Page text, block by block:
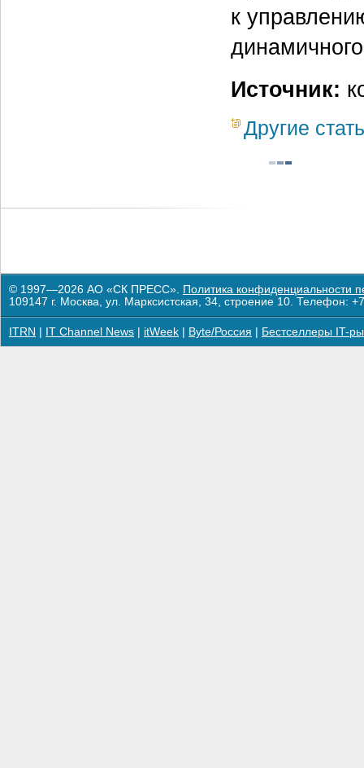
к
Источник:
Другие
© 1997—2026 АО «СК ПРЕСС». Политика конфиденциальности
109147 г. Москва, ул. Марксистская, 34, строение 10. Телефон:
ITRN IT Channel News itWeek Byte/Россия Бестселлеры IT-